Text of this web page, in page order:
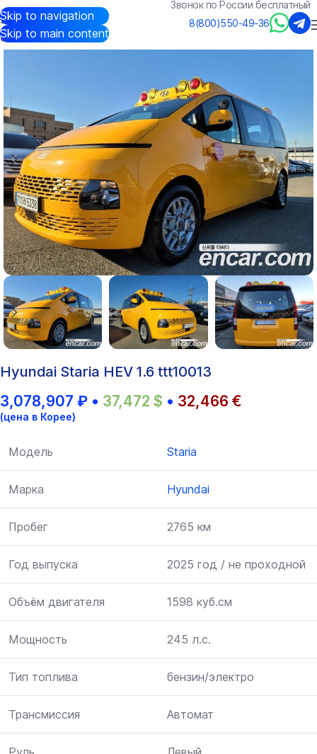
Skip to navigation
Skip to main content
Звонок по России бесплатный
8(800)550-49-36
Авто из Кореи/Каталог Staria
Hyundai Staria HEV 1.6 ttt10013
3,078,907 ₽ • 37,472 $ • 32,466 €
(цена в Корее)
Модель Staria
Марка Hyundai
Пробег 2765 км
Год выпуска 2025 год / не проходной
Объём двигателя 1598 куб.см
Мощность 245 л.с.
Тип топлива бензин/электро
Трансмиссия Автомат